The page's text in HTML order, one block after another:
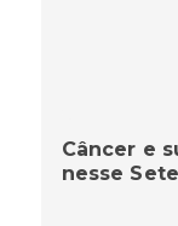
Câncer e
nesse